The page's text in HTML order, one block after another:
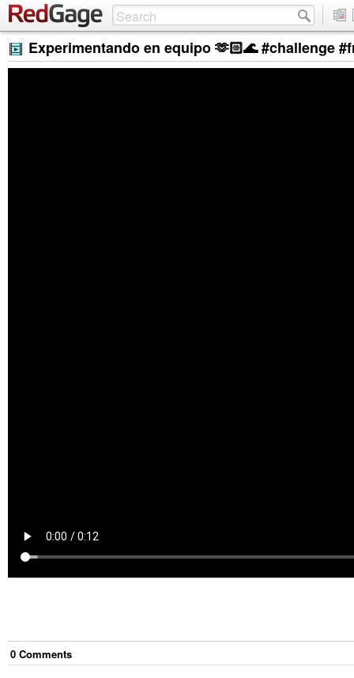
Experimentando en equipo 🫶🏻🌊 #challenge
0 Comments